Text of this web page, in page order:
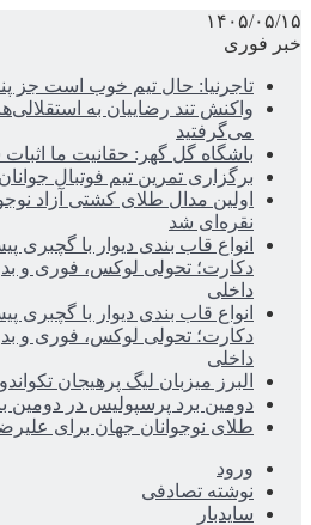
۱۴۰۵/۰۵/۱۵
خبر فوری
تاجرنیا: حال تیم خوب است جز
واکنش تند رضاییان به
می‌گرفتید
باشگاه گل گهر: حقانیت ما
برگزاری تمرین تیم فوتبال
اولین مدال طلای کشتی آزاد
نقره‌ای شد
انواع قاب بندی دیوار با گچبری
دکارت؛ تحولی لوکس، فوری و
داخلی
انواع قاب بندی دیوار با گچبری
دکارت؛ تحولی لوکس، فوری و
داخلی
البرز میزبان لیگ پرهیجان
دومین برد پرسپولیس در دومین
طلای نوجوانان جهان برای
ورود
نوشته تصادفی
سایدبار